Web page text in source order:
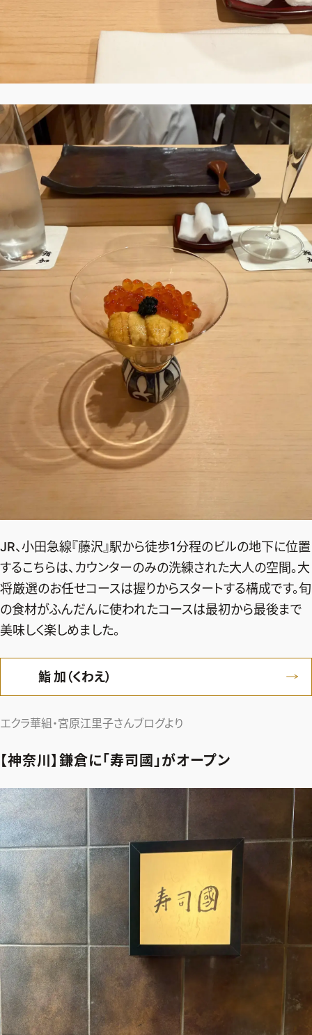
JR、小田急線『藤沢』駅から徒歩1分程のビルの地下に位置
するこちらは、カウンターのみの洗練された大人の空間。大
将厳選のお任せコースは握りからスタートする構成です。旬
の食材がふんだんに使われたコースは最初から最後まで
美味しく楽しめました。
鮨 加（くわえ）
エクラ華組・宮原江里子さんブログより
【神奈川】鎌倉に「寿司國」がオープン